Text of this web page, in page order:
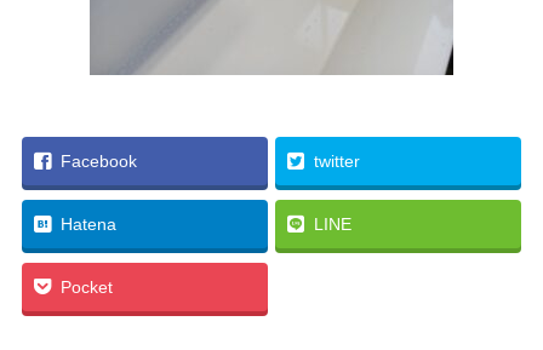
Facebook twitter
Hatena LINE
Pocket